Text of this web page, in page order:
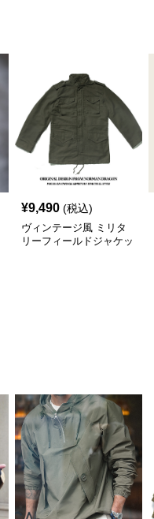
¥9,490 (税込)
ヴィンテージ風 ミリタ
リーフィールドジャケッ